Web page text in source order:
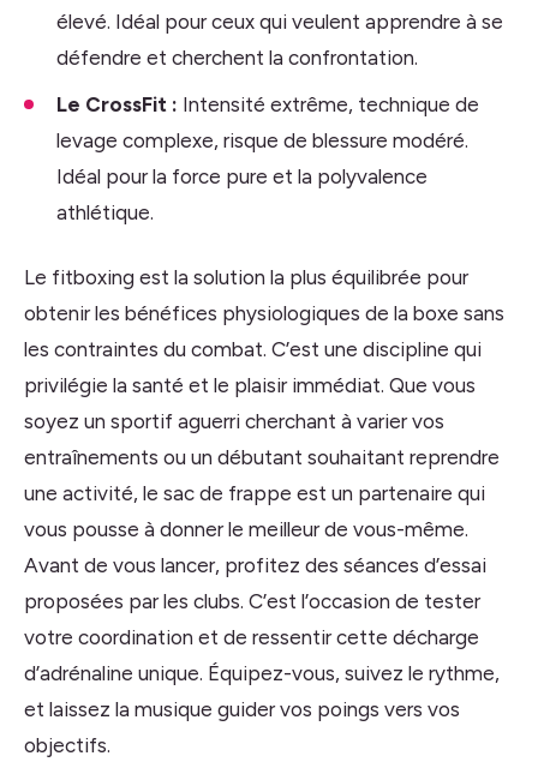
élevé. Idéal pour ceux qui veulent apprendre à se
défendre et cherchent la confrontation.
Le CrossFit : Intensité extrême, technique de
levage complexe, risque de blessure modéré.
Idéal pour la force pure et la polyvalence
athlétique.
Le fitboxing est la solution la plus équilibrée pour
obtenir les bénéfices physiologiques de la boxe sans
les contraintes du combat. C’est une discipline qui
privilégie la santé et le plaisir immédiat. Que vous
soyez un sportif aguerri cherchant à varier vos
entraînements ou un débutant souhaitant reprendre
une activité, le sac de frappe est un partenaire qui
vous pousse à donner le meilleur de vous-même.
Avant de vous lancer, profitez des séances d’essai
proposées par les clubs. C’est l’occasion de tester
votre coordination et de ressentir cette décharge
d’adrénaline unique. Équipez-vous, suivez le rythme,
et laissez la musique guider vos poings vers vos
objectifs.